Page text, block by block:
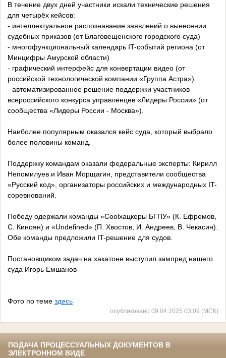
В течение двух дней участники искали технические решения
для четырёх кейсов:
- интеллектуальное распознавание заявлений о вынесении
судебных приказов (от Благовещенского городского суда)
- многофункциональный календарь IT-событий региона (от
Минцифры Амурской области)
- графический интерфейс для конвертации видео (от
российской технологической компании «Группа Астра»)
- автоматизированное решение поддержки участников
всероссийского конкурса управленцев «Лидеры России» (от
сообщества «Лидеры России - Москва»).
Наиболее популярным оказался кейс суда, который выбрало
более половины команд.
Поддержку командам оказали федеральные эксперты: Кирилл
Непомилуев и Иван Морщагин, представители сообщества
«Русский код», организаторы российских и международных IT-
соревнований.
Победу одержали команды «Coolхацкеры БГПУ» (К. Ефремов,
С. Киноян) и «Undefined» (П. Хвостов, И. Андреев, В. Чекасин).
Обе команды предложили IT-решение для судов.
Постановщиком задач на хакатоне выступил зампред нашего
суда Игорь Емшанов
Фото по теме здесь
опубликовано 09.04.2025 03:09 (МСК)
ПОДАЧА ПРОЦЕССУАЛЬНЫХ ДОКУМЕНТОВ В
ЭЛЕКТРОННОМ ВИДЕ